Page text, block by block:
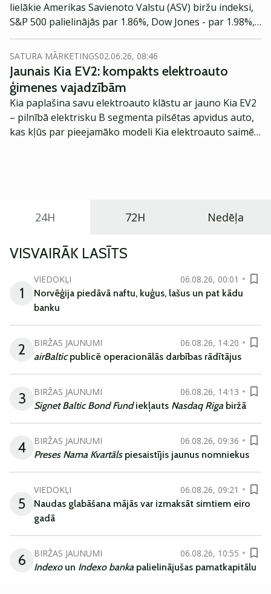
lielākie Amerikas Savienoto Valstu (ASV) biržu indeksi,
S&P 500 palielinājās par 1.86%, Dow Jones - par 1.98%,
bet Nasdaq saliktais indekss - par 1.59%.
SATURA MĀRKETINGS02.06.26, 08:46
Jaunais Kia EV2: kompakts elektroauto
ģimenes vajadzībām
Kia paplašina savu elektroauto klāstu ar jauno Kia EV2
– pilnībā elektrisku B segmenta pilsētas apvidus auto,
kas kļūs par pieejamāko modeli Kia elektroauto saimē
24H 72H Nedēļa
VISVAIRĀK LASĪTS
1
VIEDOKĻI
06.08.26, 00:01
Norvēģija piedāvā naftu, kuģus, lašus un pat kādu
banku
2 BIRŽAS JAUNUMI
06.08.26, 14:20
airBalticpublicē operacionālās darbības rādītājus
3 BIRŽAS JAUNUMI
06.08.26, 14:13
Signet Baltic Bond Fundiekļauts Nasdaq Riga biržā
4 BIRŽAS JAUNUMI
06.08.26, 09:36
Preses Nama Kvartāls piesaistījis jaunus nomniekus
5
VIEDOKĻI
06.08.26, 09:21
Naudas glabāšana mājās var izmaksāt simtiem eiro
gadā
6 BIRŽAS JAUNUMI
06.08.26, 10:55
Indexoun Indexo banka palielinājušas pamatkapitālu